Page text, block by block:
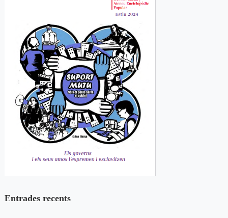
Entrades recents